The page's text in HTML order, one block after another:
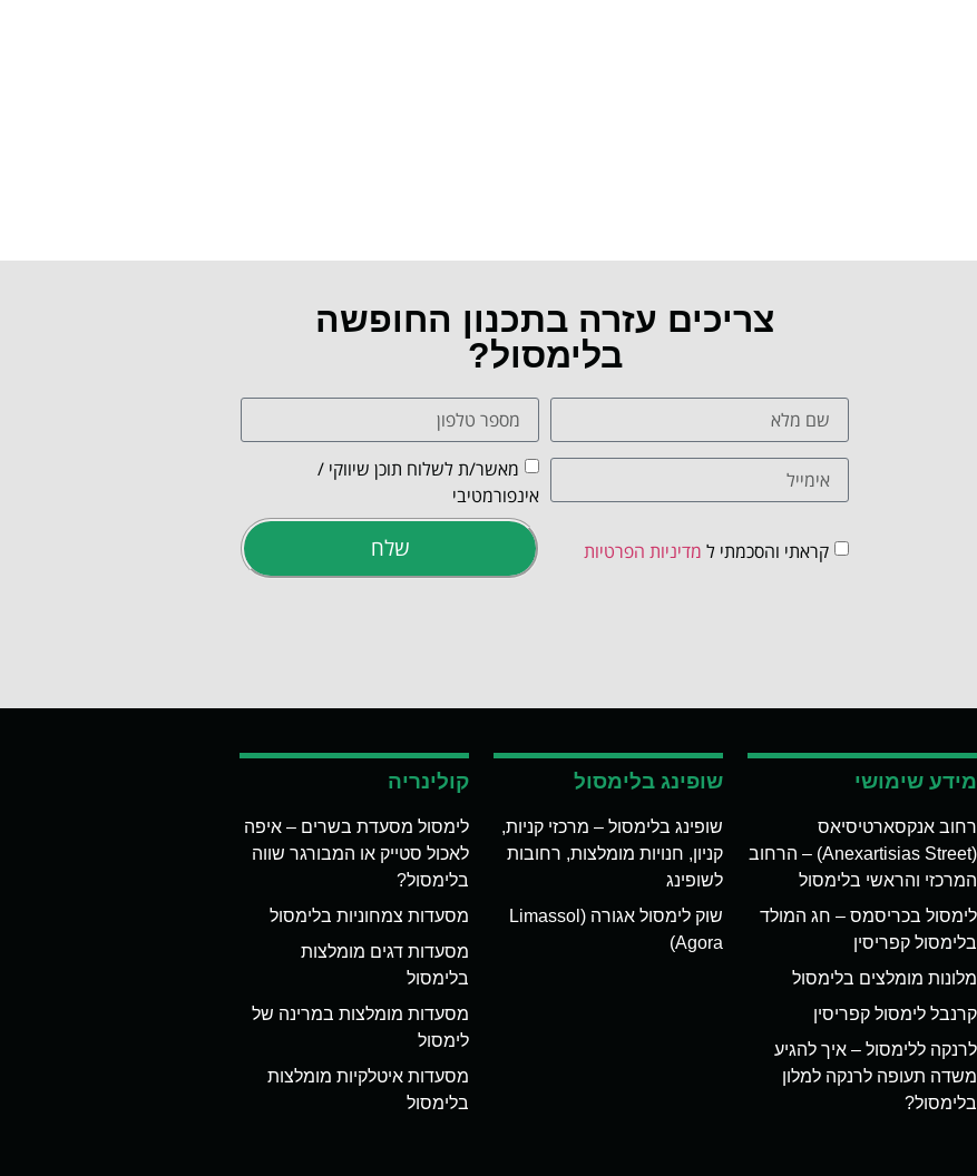
צריכים עזרה בתכנון החופשה
בלימסול?
מאשר/ת לשלוח תוכן שיווקי /
אינפורמטיבי
קראתי והסכמתי ל מדיניות הפרטיות שלח
מידע שימושי
רחוב אנקסארטיסיאס
(Anexartisias Street) – הרחוב
המרכזי והראשי בלימסול
לימסול בכריסמס – חג המולד
בלימסול קפריסין
מלונות מומלצים בלימסול
קרנבל לימסול קפריסין
לרנקה ללימסול – איך להגיע
משדה תעופה לרנקה למלון
בלימסול?
שופינג בלימסול
שופינג בלימסול – מרכזי קניות,
קניון, חנויות מומלצות, רחובות
לשופינג
שוק לימסול אגורה (Limassol
Agora)
קולינריה
לימסול מסעדת בשרים – איפה
לאכול סטייק או המבורגר שווה
בלימסול?
מסעדות צמחוניות בלימסול
מסעדות דגים מומלצות
בלימסול
מסעדות מומלצות במרינה של
לימסול
מסעדות איטלקיות מומלצות
בלימסול